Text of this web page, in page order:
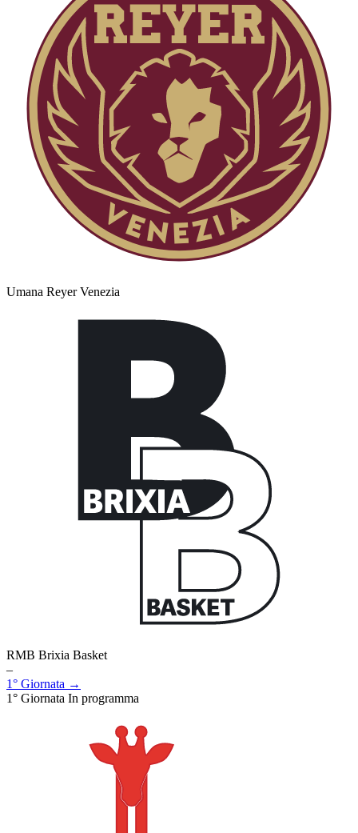
Umana Reyer Venezia
RMB Brixia Basket
–
1° Giornata →
1° Giornata In programma